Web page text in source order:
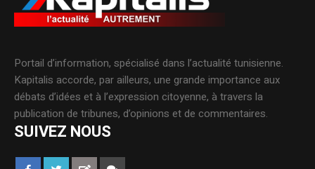
Portail d’information, spécialisé dans l’actualité tunisienne.
Kapitalis accorde, par ailleurs, une grande importance aux
débats d’idées et à l’expression citoyenne, à travers la
publication de tribunes, d’opinions et de commentaires.
SUIVEZ NOUS